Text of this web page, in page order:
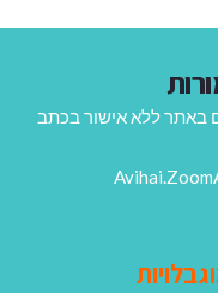
באתר ללא אישור בכתב